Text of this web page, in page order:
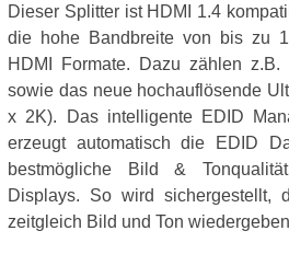
Dieser Splitter ist HDMI 1.4
die hohe Bandbreite von bis zu
HDMI Formate. Dazu zählen
sowie das neue hochauflösende
x 2K). Das intelligente EDID
erzeugt automatisch die EDID
bestmögliche Bild &
Displays. So wird sichergestellt,
zeitgleich Bild und Ton